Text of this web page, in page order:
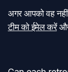
अगर आपको वह
टीम को ईमेल करेंऔर